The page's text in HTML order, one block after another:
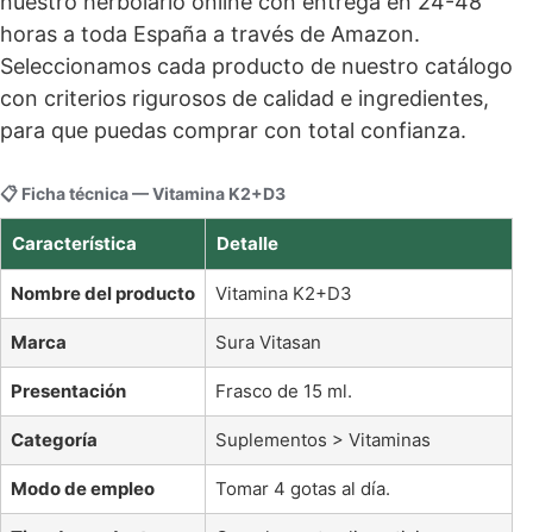
horas a toda España a través de Amazon.
Seleccionamos cada producto de nuestro catálogo
con criterios rigurosos de calidad e ingredientes,
para que puedas comprar con total confianza.
📋 Ficha técnica — Vitamina K2+D3
Característica Detalle
Nombre del producto Vitamina K2+D3
Marca Sura Vitasan
Presentación Frasco de 15 ml.
Categoría Suplementos > Vitaminas
Modo de empleo Tomar 4 gotas al día.